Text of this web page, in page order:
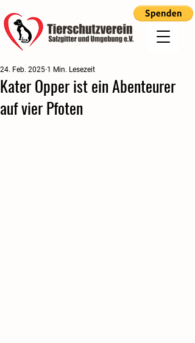
Kater Opper ist ein Abenteurer
auf vier Pfoten
24. Feb. 2025 1 Min. Lesezeit